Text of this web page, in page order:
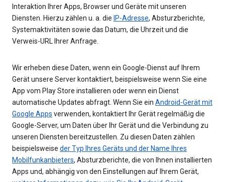
Interaktion Ihrer Apps, Browser und Geräte mit unseren
Diensten. Hierzu zählen u. a. die IP-Adresse, Absturzberichte,
Systemaktivitäten sowie das Datum, die Uhrzeit und die
Verweis-URL Ihrer Anfrage.
Wir erheben diese Daten, wenn ein Google-Dienst auf Ihrem
Gerät unsere Server kontaktiert, beispielsweise wenn Sie eine
App vom Play Store installieren oder wenn ein Dienst
automatische Updates abfragt. Wenn Sie ein Android-Gerät mit
Google Apps verwenden, kontaktiert Ihr Gerät regelmäßig die
Google-Server, um Daten über Ihr Gerät und die Verbindung zu
unseren Diensten bereitzustellen. Zu diesen Daten zählen
beispielsweise der Typ Ihres Geräts und der Name Ihres
Mobilfunkanbieters, Absturzberichte, die von Ihnen installierten
Apps und, abhängig von den Einstellungen auf Ihrem Gerät,